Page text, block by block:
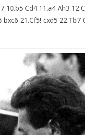
10.b5 Cd4 11.a4 Ah3
21.Cf5! cxd5 22.Tb7